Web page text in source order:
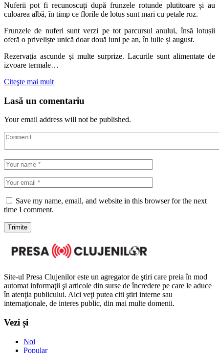
Nuferii pot fi recunoscuți după frunzele rotunde plutitoare și au
culoarea albă, în timp ce florile de lotus sunt mari cu petale roz.
Frunzele de nuferi sunt verzi pe tot parcursul anului, însă lotușii
oferă o priveliște unică doar două luni pe an, în iulie și august.
Rezervaţia ascunde şi multe surprize. Lacurile sunt alimentate de
izvoare termale…
Citeşte mai mult
Lasă un comentariu
Your email address will not be published.
Save my name, email, and website in this browser for the next
time I comment.
Site-ul Presa Clujenilor este un agregator de ştiri care preia în mod
automat informaţii şi articole din surse de încredere pe care le aduce
în atenţia publicului. Aici veţi putea citi ştiri interne sau
internaţionale, de interes public, din mai multe domenii.
Vezi și
Noi
Popular